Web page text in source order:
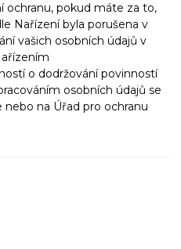
ochranu, pokud máte za to,
Nařízení byla porušena v
vašich osobních údajů v
o dodržování povinností
osobních údajů se
nebo na Úřad pro ochranu